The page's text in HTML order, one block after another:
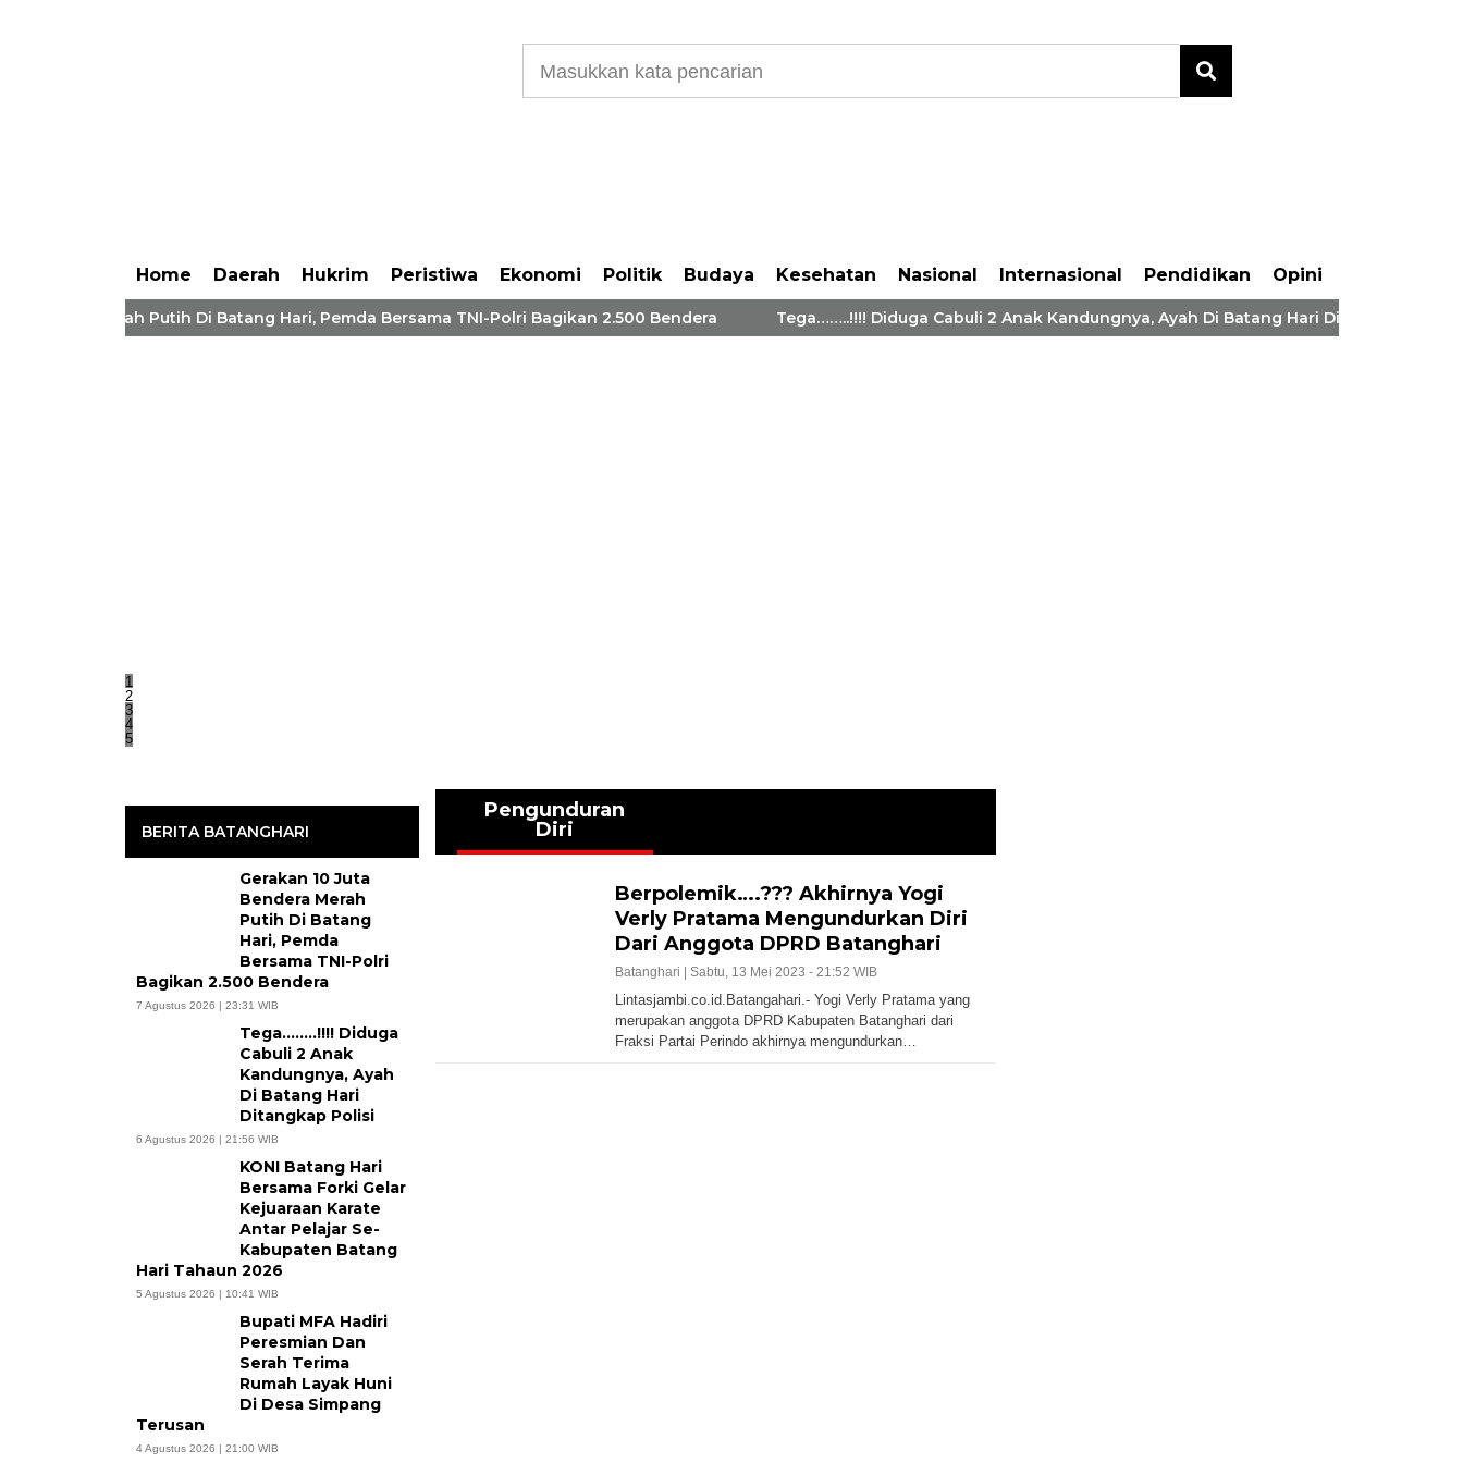
Home Daerah Hukrim Peristiwa Ekonomi Politik Budaya Kesehatan Nasional Internasional Pendidikan Opini
Merah Putih Di Batang Hari, Pemda Bersama TNI-Polri Bagikan 2.500 Bendera Tega……..!!!! Diduga Cabuli 2 Anak Kandungnya, Ayah Di Batang Hari Ditangkap Polisi
1
2
3
4
5
BERITA BATANGHARI
Gerakan 10 Juta
Bendera Merah
Putih Di Batang
Hari, Pemda
Bersama TNI-Polri
Bagikan 2.500 Bendera
7 Agustus 2026 | 23:31 WIB
Tega……..!!!! Diduga
Cabuli 2 Anak
Kandungnya, Ayah
Di Batang Hari
Ditangkap Polisi
6 Agustus 2026 | 21:56 WIB
KONI Batang Hari
Bersama Forki Gelar
Kejuaraan Karate
Antar Pelajar Se-
Kabupaten Batang
Hari Tahaun 2026
5 Agustus 2026 | 10:41 WIB
Bupati MFA Hadiri
Peresmian Dan
Serah Terima
Rumah Layak Huni
Di Desa Simpang
Terusan
4 Agustus 2026 | 21:00 WIB
Pengunduran
Diri
Berpolemik….??? Akhirnya Yogi
Verly Pratama Mengundurkan Diri
Dari Anggota DPRD Batanghari
Batanghari | Sabtu, 13 Mei 2023 - 21:52 WIB
Lintasjambi.co.id.Batangahari.- Yogi Verly Pratama yang
merupakan anggota DPRD Kabupaten Batanghari dari
Fraksi Partai Perindo akhirnya mengundurkan…